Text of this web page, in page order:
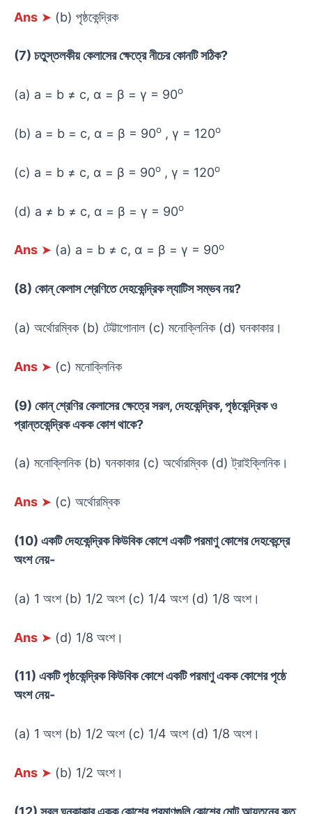
Ans ➤ (b) পৃষ্ঠকেন্দ্রিক
(7) চতুস্তলকীয় কেলাসের ক্ষেত্রে নীচের কোনটি সঠিক?
(a) a = b ≠ c, α = β = γ = 90o
(b) a = b = c, α = β = 90o , γ = 120o
(c) a = b ≠ c, α = β = 90o , γ = 120o
(d) a ≠ b ≠ c, α = β = γ = 90o
Ans ➤ (a) a = b ≠ c, α = β = γ = 90o
(8) কোন্ কেলাস শ্রেণিতে দেহকেন্দ্রিক ল্যাটিস সম্ভব নয়?
(a) অর্থোরম্বিক (b) টেট্টাগোনাল (c) মনোক্লিনিক (d) ঘনকাকার।
Ans ➤ (c) মনোক্লিনিক
(9) কোন্ শ্রেণির কেলাসের ক্ষেত্রে সরল, দেহকেন্দ্রিক, পৃষ্ঠকেন্দ্রিক ও
প্রান্তকেন্দ্রিক একক কোশ থাকে?
(a) মনোক্লিনিক (b) ঘনকাকার (c) অর্থোরম্বিক (d) ট্রাইক্লিনিক।
Ans ➤ (c) অর্থোরম্বিক
(10) একটি দেহকেন্দ্রিক কিউবিক কোশে একটি পরমাণু কোশের দেহকেন্দ্রে
অংশ নেয়-
(a) 1 অংশ (b) 1/2 অংশ (c) 1/4 অংশ (d) 1/8 অংশ।
Ans ➤ (d) 1/8 অংশ।
(11) একটি পৃষ্ঠকেন্দ্রিক কিউবিক কোশে একটি পরমাণু একক কোশের পৃষ্ঠে
অংশ নেয়-
(a) 1 অংশ (b) 1/2 অংশ (c) 1/4 অংশ (d) 1/8 অংশ।
Ans ➤ (b) 1/2 অংশ।